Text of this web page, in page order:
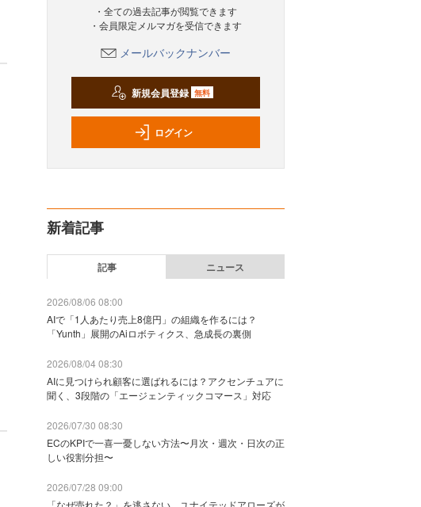
・全ての過去記事が閲覧できます
・会員限定メルマガを受信できます
メールバックナンバー
新規会員登録 無料
ログイン
新着記事
記事 ニュース
2026/08/06 08:00
AIで「1人あたり売上8億円」の組織を作るには？
「Yunth」展開のAiロボティクス、急成長の裏側
2026/08/04 08:30
AIに見つけられ顧客に選ばれるには？アクセンチュアに
聞く、3段階の「エージェンティックコマース」対応
2026/07/30 08:30
ECのKPIで一喜一憂しない方法〜月次・週次・日次の正
しい役割分担〜
2026/07/28 09:00
「なぜ売れた？」を逃さない。ユナイテッドアローズが